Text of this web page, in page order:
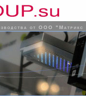
от ООО "Матрикс